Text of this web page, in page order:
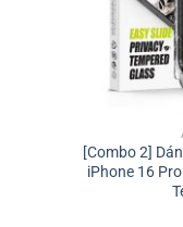
[Combo 2]
iPhone 16